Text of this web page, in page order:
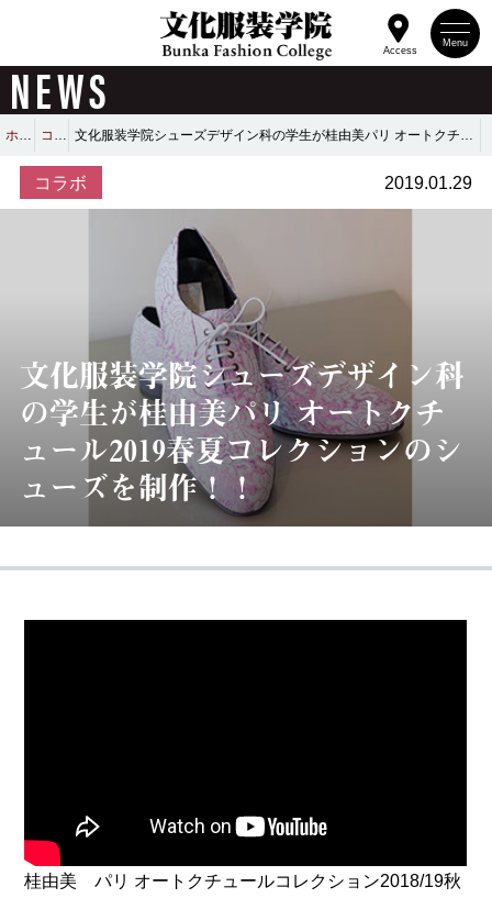
Menu
Access
NEWS
ホーム コラボ 文化服装学院シューズデザイン科の学生が桂由美パリ オートクチュール2019春夏コレクションのシューズを制作！！
コラボ 2019.01.29
文化服装学院シューズデザイン科
の学生が桂由美パリ オートクチ
ュール2019春夏コレクションのシ
ューズを制作！！
桂由美 パリ オートクチュールコレクション2018/19秋